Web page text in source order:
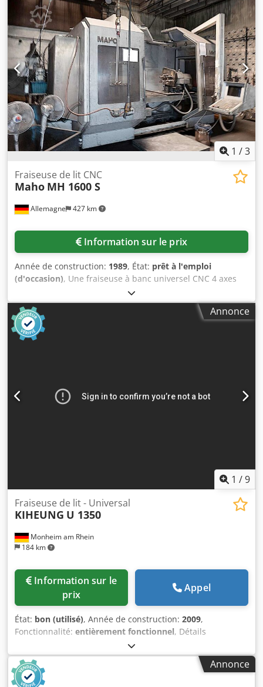
1 /3
Allemagne 427 km
Fraiseuse de lit CNC
Maho MH 1600 S
Information sur le prix
Année de construction: 1989, État: prêt à l'emploi
(d'occasion), Une fraiseuse à banc universel CNC 4 axes
de Maho est disponible. Course X/Y/Z :
1600mm/800mm/800mm, dimensions de la table X/Y :
1250mm/800mm, max. charge de la table : 3000 kg,
support de broche : SK50, vitesse de broche principale :
4000 tr/min, puissance : 22 kW. Positions d'outils : 36, max.
de la machine X/Y/Z : environ 5000mm/3700mm/3000mm,
poids : environ 16000kg, commande : Philips CNC 232. Une
Annonce
1 /9
Monheim am Rhein
184 km
Fraiseuse de lit - Universal
KIHEUNG U 1350
prix
Appel
État: bon (utilisé), Année de construction: 2009,
Fonctionnalité: entièrement fonctionnel, Détails
techniques Course en X : 4000 mm Course en Y : 1350 mm
Course en Z (verticale) : 1600 mm Commande : Heidenhain
iTNC 530 Surface de table : 4200 x 1150 mm Charge
maximale sur la table : 13 t Attachement d’outil : ISO 50
Annonce